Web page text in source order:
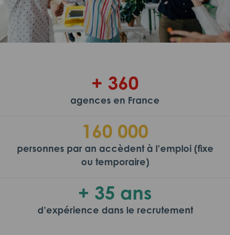
+ 360
agences en France
160 000
personnes par an accèdent à l’emploi (fixe
ou temporaire)
+ 35 ans
d’expérience dans le recrutement